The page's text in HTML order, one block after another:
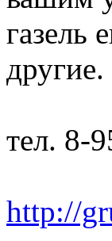
газель
другие.
тел. 8-
http://